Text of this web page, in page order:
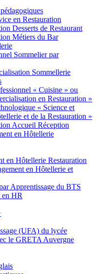
en Restauration
Desserts de Restaurant
Métiers du Bar
Sommelier par
Sommellerie
« Cuisine » ou
en Restauration »
« Science et
et de la Restauration »
Accueil Réception
en Hôtellerie
en Hôtellerie Restauration
en Hôtellerie et
Apprentissage du BTS
en HR
(UFA) du lycée
le GRETA Auvergne